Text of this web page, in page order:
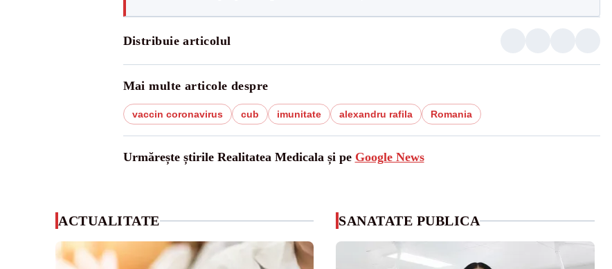
Distribuie articolul
Mai multe articole despre
vaccin coronavirus cub imunitate alexandru rafila Romania
Urmărește știrile Realitatea Medicala și pe Google News
ACTUALITATE SANATATE PUBLICA